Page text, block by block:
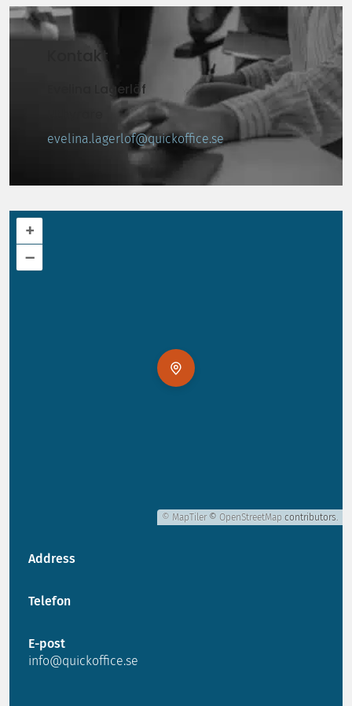
Kontakt
Evelina Lagerlöf
evelina.lagerlof@quickoffice.se
+
–
© MapTiler © OpenStreetMap contributors.
Address
Telefon
E-post
info@quickoffice.se